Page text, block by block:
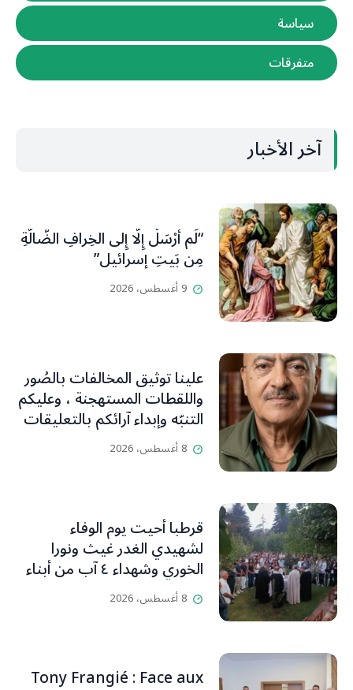
سياسة
متفرقات
آخر الأخبار
“لَم أُرْسَلْ إِلَّا إِلى الخِرافِ الضَّالَّةِ
مِن بَيتِ إسرائيل”
9 أغسطس، 2026
علينا توثيق المخالفات بالصُور
واللقطات المستهجنة ، وعليكم
التنبّه وإبداء آرائكم بالتعليقات
(جورج صبّاغ)
8 أغسطس، 2026
قرطبا أحيت يوم الوفاء
لشهيدي الغدر غيث ونورا
الخوري وشهداء ٤ آب من أبناء
البلدة.. كارين الخوري افرام: لقد
كان بيتنا، بوجود والدي، ينبض
إقفاله لكنه لم يستطع لأنه
8 أغسطس، 2026
Tony Frangié : Face aux